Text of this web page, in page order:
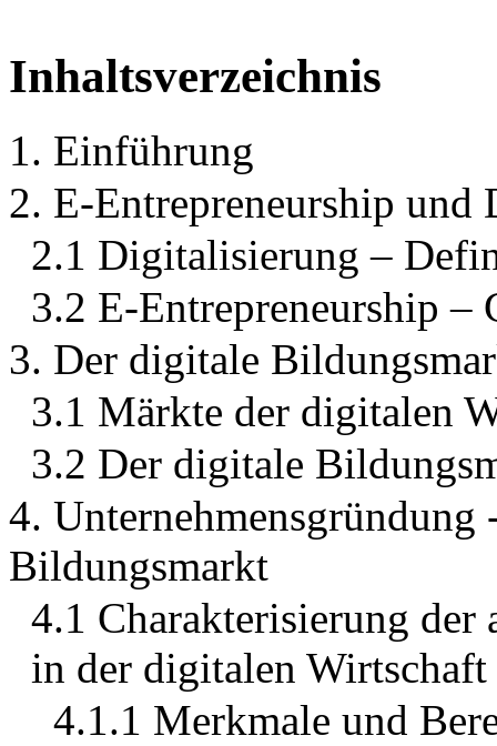
Inhaltsverzeichnis
1. Einführung
2. E-Entrepreneurship und
2.1 Digitalisierung –
3.2 E-Entrepreneurship –
3. Der digitale
3.1 Märkte der digitalen
3.2 Der digitale
4.
Bildungsmarkt
4.1 Charakterisierung der
in der digitalen Wirtschaft
4.1.1 Merkmale und